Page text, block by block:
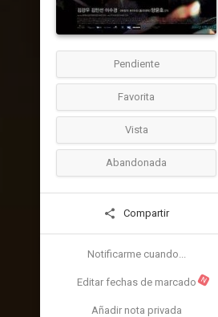
Pendiente
Favorita
Vista
Abandonada
Compartir
Notificarme cuando...
Editar fechas de marcado N
Añadir nota privada